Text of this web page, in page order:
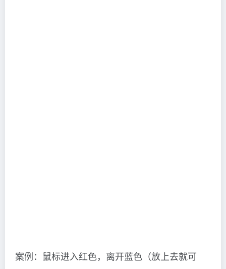
案例：鼠标进入红色，离开蓝色（放上去就可